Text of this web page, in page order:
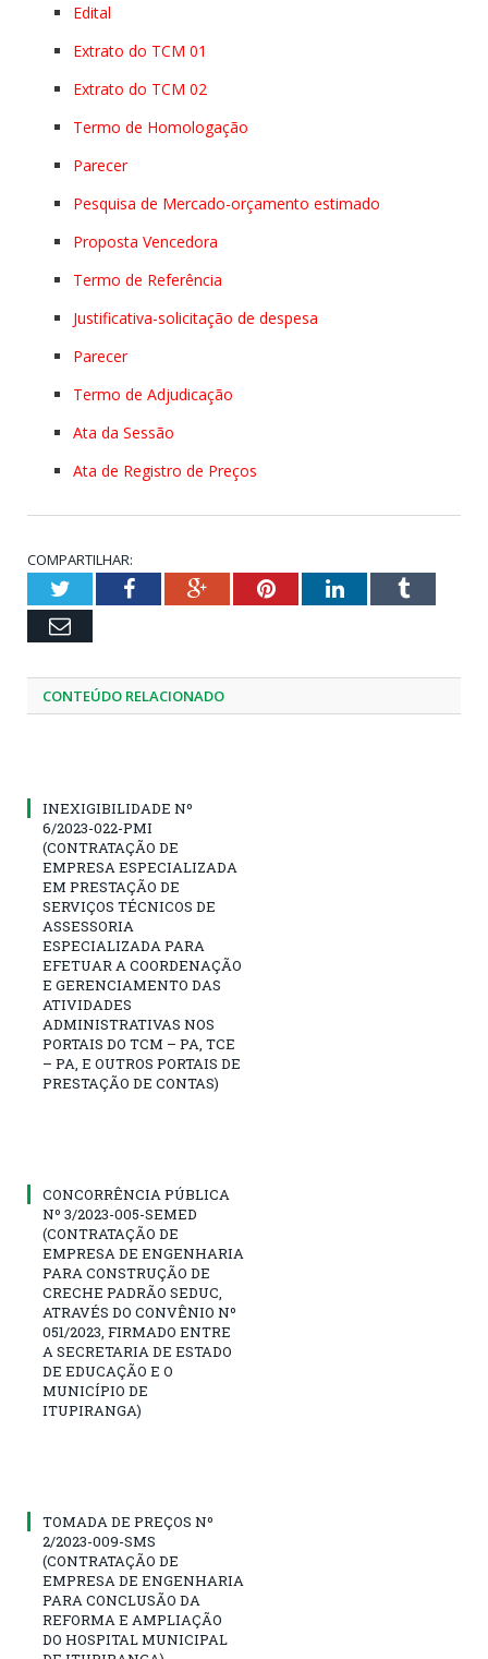
Edital
Extrato do TCM 01
Extrato do TCM 02
Termo de Homologação
Parecer
Pesquisa de Mercado-orçamento estimado
Proposta Vencedora
Termo de Referência
Justificativa-solicitação de despesa
Parecer
Termo de Adjudicação
Ata da Sessão
Ata de Registro de Preços
COMPARTILHAR:
TwitterFacebookGoogle+PinterestLinkedInTumblr
Email
CONTEÚDO RELACIONADO
INEXIGIBILIDADE Nº
6/2023-022-PMI
(CONTRATAÇÃO DE
EMPRESA ESPECIALIZADA
EM PRESTAÇÃO DE
SERVIÇOS TÉCNICOS DE
ASSESSORIA
ESPECIALIZADA PARA
EFETUAR A COORDENAÇÃO
E GERENCIAMENTO DAS
ATIVIDADES
ADMINISTRATIVAS NOS
PORTAIS DO TCM – PA, TCE
– PA, E OUTROS PORTAIS DE
PRESTAÇÃO DE CONTAS)
CONCORRÊNCIA PÚBLICA
Nº 3/2023-005-SEMED
(CONTRATAÇÃO DE
EMPRESA DE ENGENHARIA
PARA CONSTRUÇÃO DE
CRECHE PADRÃO SEDUC,
ATRAVÉS DO CONVÊNIO Nº
051/2023, FIRMADO ENTRE
A SECRETARIA DE ESTADO
DE EDUCAÇÃO E O
MUNICÍPIO DE
ITUPIRANGA)
TOMADA DE PREÇOS Nº
2/2023-009-SMS
(CONTRATAÇÃO DE
EMPRESA DE ENGENHARIA
PARA CONCLUSÃO DA
REFORMA E AMPLIAÇÃO
DO HOSPITAL MUNICIPAL